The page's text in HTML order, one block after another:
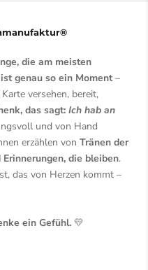
die am meisten
ist genau so ein Moment–
versehen, bereit,
das sagt: Ich hab an
und von Hand
erzählen von Tränen der
die bleiben.
das von Herzen kommt –
ein Gefühl. 💛